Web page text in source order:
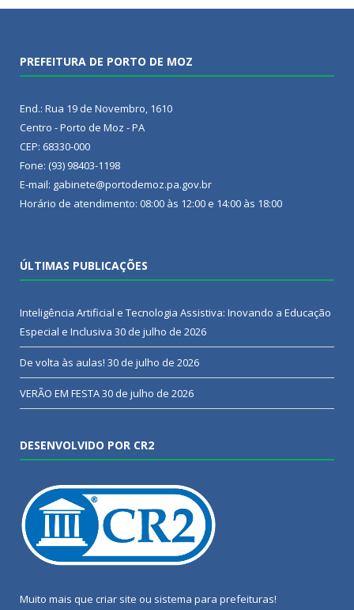
PREFEITURA DE PORTO DE MOZ
End.: Rua 19 de Novembro, 1610
Centro - Porto de Moz - PA
CEP: 68330-000
Fone: (93) 98403-1198
E-mail: gabinete@portodemoz.pa.gov.br
Horário de atendimento: 08:00 às 12:00 e 14:00 às 18:00
ÚLTIMAS PUBLICAÇÕES
Inteligência Artificial e Tecnologia Assistiva: Inovando a Educação
Especial e Inclusiva 30 de julho de 2026
De volta às aulas! 30 de julho de 2026
VERÃO EM FESTA30 de julho de 2026
DESENVOLVIDO POR CR2
Muito mais que criar site ou sistema para prefeituras!